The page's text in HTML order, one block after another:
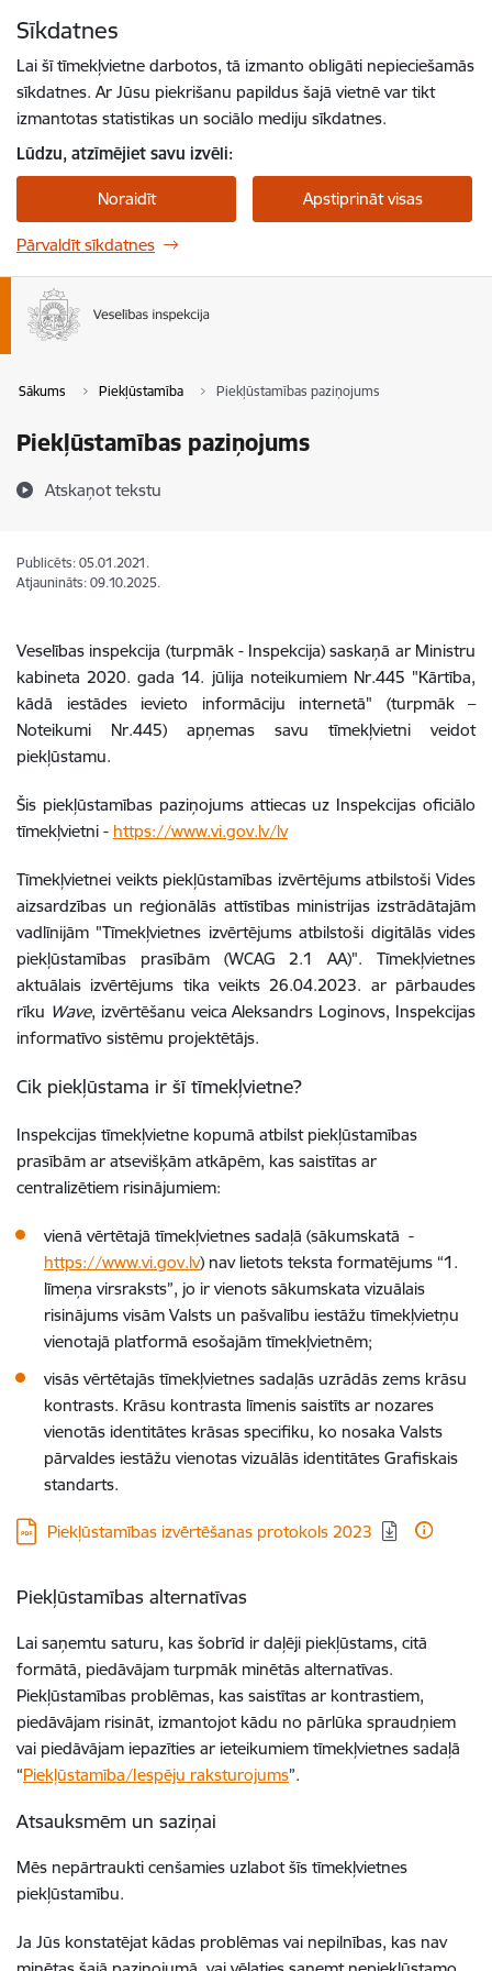
Sīkdatnes
Lai šī tīmekļvietne darbotos, tā izmanto obligāti nepieciešamās
sīkdatnes. Ar Jūsu piekrišanu papildus šajā vietnē var tikt
izmantotas statistikas un sociālo mediju sīkdatnes.
Lūdzu, atzīmējiet savu izvēli:
Noraidīt Apstiprināt visas
Pārvaldīt sīkdatnes
Sākums Piekļūstamība Piekļūstamības paziņojums
Piekļūstamības paziņojums
Atskaņot tekstu
Publicēts: 05.01.2021.
Atjaunināts: 09.10.2025.
Veselības inspekcija (turpmāk - Inspekcija)saskaņā ar Ministru
kabineta 2020. gada 14. jūlija noteikumiem Nr.445 "Kārtība,
kādā iestādes ievieto informāciju internetā" (turpmāk –
Noteikumi Nr.445) apņemas savu tīmekļvietni veidot
piekļūstamu.
Šis piekļūstamības paziņojums attiecas uz Inspekcijas oficiālo
tīmekļvietni - https://www.vi.gov.lv/lv
Tīmekļvietnei veikts piekļūstamības izvērtējumsatbilstošiVides
aizsardzības un reģionālās attīstības ministrijas izstrādātajām
vadlīnijām "Tīmekļvietnes izvērtējums atbilstoši digitālās vides
piekļūstamības prasībām (WCAG 2.1 AA)". Tīmekļvietnes
aktuālais izvērtējums tika veikts 26.04.2023. ar pārbaudes
rīku Wave, izvērtēšanu veicaAleksandrs Loginovs, Inspekcijas
informatīvo sistēmu projektētājs.
Cik piekļūstama ir šī tīmekļvietne?
Inspekcijas tīmekļvietne kopumā atbilst piekļūstamības
prasībām ar atsevišķām atkāpēm, kas saistītas ar
centralizētiem risinājumiem:
vienā vērtētajā tīmekļvietnes sadaļā (sākumskatā -
https://www.vi.gov.lv) nav lietots teksta formatējums “1.
līmeņa virsraksts”, jo ir vienots sākumskata vizuālais
risinājums visām Valsts un pašvalību iestāžu tīmekļvietņu
vienotajā platformā esošajām tīmekļvietnēm;
visās vērtētajās tīmekļvietnes sadaļās uzrādās zems krāsu
kontrasts. Krāsu kontrasta līmenis saistīts ar nozares
vienotās identitātes krāsas specifiku, ko nosaka Valsts
pārvaldes iestāžu vienotas vizuālās identitātes Grafiskais
standarts.
Lejupielādēt:
Piekļūstamības izvērtēšanas protokols 2023
Piekļūstamības alternatīvas
Lai saņemtu saturu, kas šobrīd ir daļēji piekļūstams, citā
formātā, piedāvājam turpmāk minētās alternatīvas.
Piekļūstamības problēmas, kas saistītas ar kontrastiem,
piedāvājam risināt, izmantojot kādu no pārlūka spraudņiem
vai piedāvājam iepazīties ar ieteikumiem tīmekļvietnes sadaļā
“Piekļūstamība/Iespēju raksturojums”.
Atsauksmēm un saziņai
Mēs nepārtraukti cenšamies uzlabot šīs tīmekļvietnes
piekļūstamību.
Ja Jūs konstatējat kādas problēmas vai nepilnības, kas nav